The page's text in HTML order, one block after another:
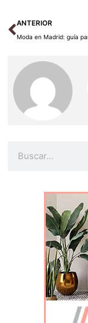
Ant
ANTERIOR